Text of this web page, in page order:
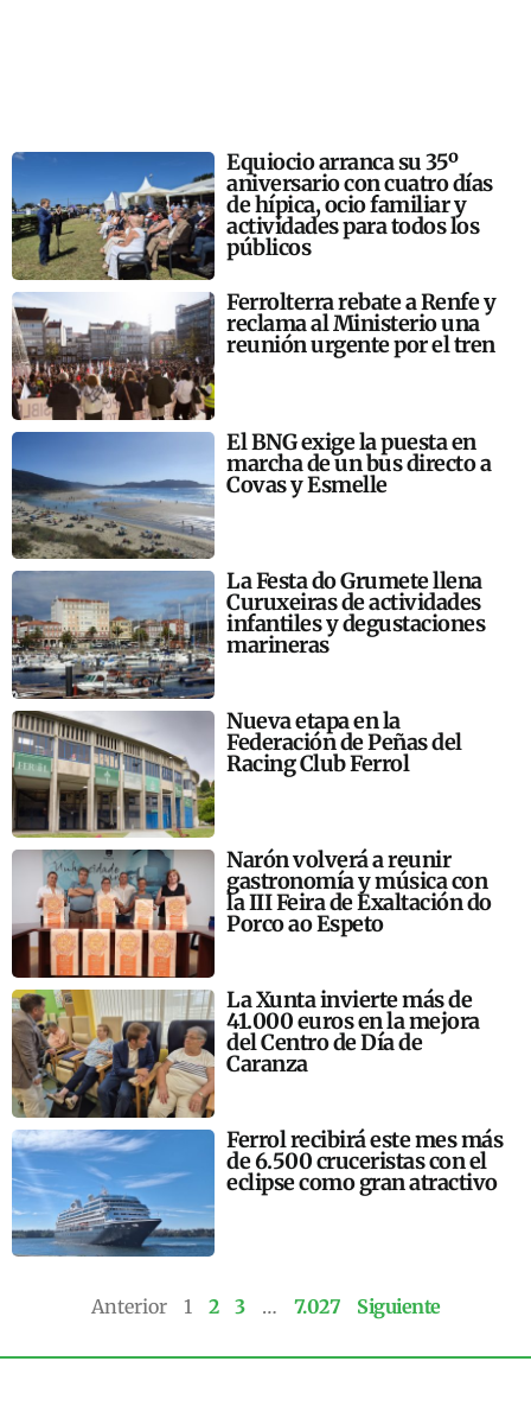
Equiocio arranca su 35º
aniversario con cuatro días
de hípica, ocio familiar y
actividades para todos los
públicos
Ferrolterra rebate a Renfe y
reclama al Ministerio una
reunión urgente por el tren
El BNG exige la puesta en
marcha de un bus directo a
Covas y Esmelle
La Festa do Grumete llena
Curuxeiras de actividades
infantiles y degustaciones
marineras
Nueva etapa en la
Federación de Peñas del
Racing Club Ferrol
Narón volverá a reunir
gastronomía y música con
la III Feira de Exaltación do
Porco ao Espeto
La Xunta invierte más de
41.000 euros en la mejora
del Centro de Día de
Caranza
Ferrol recibirá este mes más
de 6.500 cruceristas con el
eclipse como gran atractivo
Anterior 1 2 3 … 7.027 Siguiente